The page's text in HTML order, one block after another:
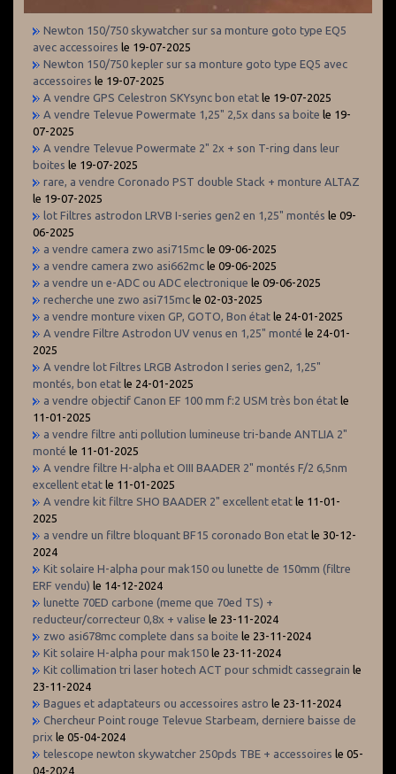
Newton 150/750 skywatcher sur sa monture goto type EQ5
avec accessoires le 19-07-2025
Newton 150/750 kepler sur sa monture goto type EQ5 avec
accessoires le 19-07-2025
A vendre GPS Celestron SKYsync bon etat le 19-07-2025
A vendre Televue Powermate 1,25" 2,5x dans sa boite le 19-
07-2025
A vendre Televue Powermate 2" 2x + son T-ring dans leur
boites le 19-07-2025
rare, a vendre Coronado PST double Stack + monture ALTAZ
le 19-07-2025
lot Filtres astrodon LRVB I-series gen2 en 1,25" montés le 09-
06-2025
a vendre camera zwo asi715mc le 09-06-2025
a vendre camera zwo asi662mc le 09-06-2025
a vendre un e-ADC ou ADC electronique le 09-06-2025
recherche une zwo asi715mc le 02-03-2025
a vendre monture vixen GP, GOTO, Bon état le 24-01-2025
A vendre Filtre Astrodon UV venus en 1,25" monté le 24-01-
2025
A vendre lot Filtres LRGB Astrodon I series gen2, 1,25"
montés, bon etat le 24-01-2025
a vendre objectif Canon EF 100 mm f:2 USM très bon état le
11-01-2025
a vendre filtre anti pollution lumineuse tri-bande ANTLIA 2"
monté le 11-01-2025
A vendre filtre H-alpha et OIII BAADER 2" montés F/2 6,5nm
excellent etat le 11-01-2025
A vendre kit filtre SHO BAADER 2" excellent etat le 11-01-
2025
a vendre un filtre bloquant BF15 coronado Bon etat le 30-12-
2024
Kit solaire H-alpha pour mak150 ou lunette de 150mm (filtre
ERF vendu) le 14-12-2024
lunette 70ED carbone (meme que 70ed TS) +
reducteur/correcteur 0,8x + valise le 23-11-2024
zwo asi678mc complete dans sa boite le 23-11-2024
Kit solaire H-alpha pour mak150 le 23-11-2024
Kit collimation tri laser hotech ACT pour schmidt cassegrain le
23-11-2024
Bagues et adaptateurs ou accessoires astro le 23-11-2024
Chercheur Point rouge Televue Starbeam, derniere baisse de
prix le 05-04-2024
telescope newton skywatcher 250pds TBE + accessoires le 05-
04-2024